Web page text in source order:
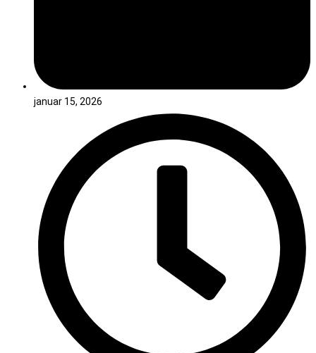
januar 15, 2026